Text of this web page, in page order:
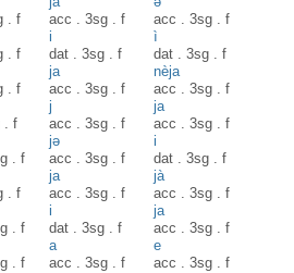
.f
acc .3sg .f
acc .3sg .f
.f
i
dat .3sg .f
ì
dat .3sg .f
.f
ja
acc .3sg .f
nèja
acc .3sg .f
.f
j
acc .3sg .f
ja
acc .3sg .f
.f
jə
acc .3sg .f
i
dat .3sg .f
.f
ja
acc .3sg .f
jà
acc .3sg .f
.f
i
dat .3sg .f
ja
acc .3sg .f
.f
a
acc .3sg .f
e
acc .3sg .f